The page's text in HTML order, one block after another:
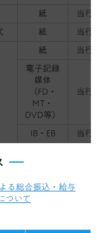
紙 当行
紙 当行
紙 当行
電子記録
媒体
（FD・
MT・
DVD等）
当行
IB・EB 当行
る総合振込・給与
ついて